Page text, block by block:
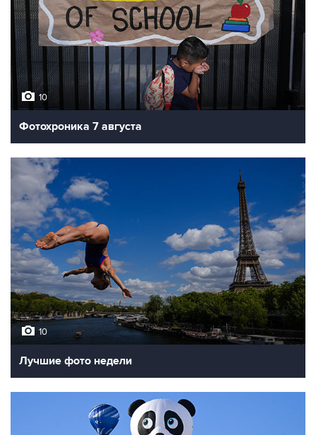
10
Фотохроника 7 августа
10
Лучшие фото недели